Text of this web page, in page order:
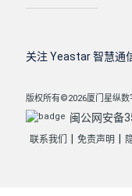
关注 Yeastar 智慧通
版权所有©2026厦门星纵数
闽公网安备
联系我们 免责声明